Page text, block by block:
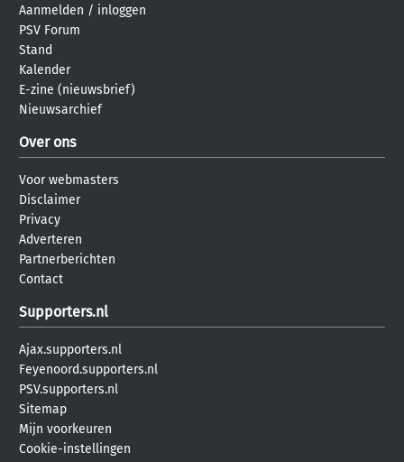
Aanmelden / inloggen
PSV Forum
Stand
Kalender
E-zine (nieuwsbrief)
Nieuwsarchief
Over ons
Voor webmasters
Disclaimer
Privacy
Adverteren
Partnerberichten
Contact
Supporters.nl
Ajax.supporters.nl
Feyenoord.supporters.nl
PSV.supporters.nl
Sitemap
Mijn voorkeuren
Cookie-instellingen